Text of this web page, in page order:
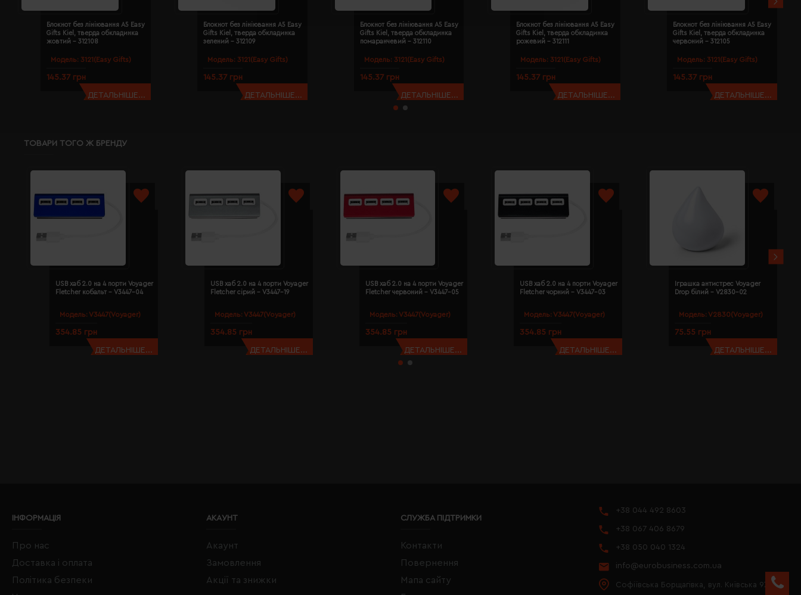
Модель: 3121(Easy Gifts)
Блокнот без лініювання A5 Easy
Gifts Kiel, тверда обкладинка
жовтий - 312108
145.37 грн
ДЕТАЛЬНІШЕ...
Модель: 3121(Easy Gifts)
Блокнот без лініювання A5 Easy
Gifts Kiel, тверда обкладинка
зелений - 312109
145.37 грн
ДЕТАЛЬНІШЕ...
Модель: 3121(Easy Gifts)
Блокнот без лініювання A5 Easy
Gifts Kiel, тверда обкладинка
помаранчевий - 312110
145.37 грн
ДЕТАЛЬНІШЕ...
Модель: 3121(Easy Gifts)
Блокнот без лініювання A5 Easy
Gifts Kiel, тверда обкладинка
рожевий - 312111
145.37 грн
ДЕТАЛЬНІШЕ...
Модель: 3121(Easy Gifts)
Блокнот без лініювання A5 Easy
Gifts Kiel, тверда обкладинка
червоний - 312105
145.37 грн
ДЕТАЛЬНІШЕ...
ТОВАРИ ТОГО Ж БРЕНДУ
Модель: V3447(Voyager)
USB хаб 2.0 на 4 порти Voyager
Fletcher кобальт - V3447-04
354.85 грн
ДЕТАЛЬНІШЕ...
Модель: V3447(Voyager)
USB хаб 2.0 на 4 порти Voyager
Fletcher сірий - V3447-19
354.85 грн
ДЕТАЛЬНІШЕ...
Модель: V3447(Voyager)
USB хаб 2.0 на 4 порти Voyager
Fletcher червоний - V3447-05
354.85 грн
ДЕТАЛЬНІШЕ...
Модель: V3447(Voyager)
USB хаб 2.0 на 4 порти Voyager
Fletcher чорний - V3447-03
354.85 грн
ДЕТАЛЬНІШЕ...
Модель: V2830(Voyager)
Іграшка антистрес Voyager
Drop білий - V2830-02
75.55 грн
ДЕТАЛЬНІШЕ...
ІНФОРМАЦІЯ
Про нас
Доставка і оплата
Політика безпеки
АКАУНТ
Акаунт
Замовлення
Акції та знижки
СЛУЖБА ПІДТРИМКИ
Контакти
Повернення
Мапа сайту
+38 044 492 8603
+38 067 406 8679
+38 050 040 1324
info@eurobusiness.com.ua
Софіївська Борщагівка, вул. Київська 97